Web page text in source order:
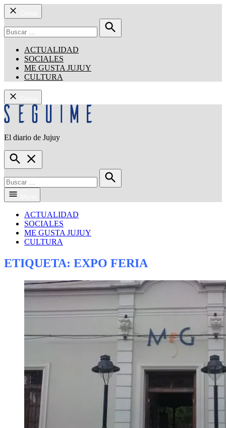
Buscar
ACTUALIDAD
SOCIALES
ME GUSTA JUJUY
CULTURA
Saltar
al
El diario de Jujuy
Open
Search
Buscar
ACTUALIDAD
SOCIALES
ME GUSTA JUJUY
CULTURA
ETIQUETA: EXPO FERIA